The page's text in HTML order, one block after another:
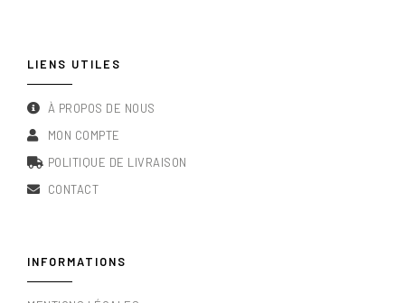
LIENS UTILES
À PROPOS DE NOUS
MON COMPTE
POLITIQUE DE LIVRAISON
CONTACT
INFORMATIONS